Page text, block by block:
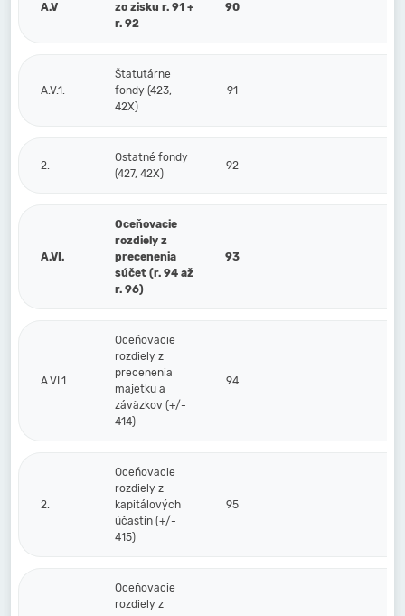
A.V
zo zisku r. 91 +
r. 92
90
A.V.1.
Štatutárne
fondy (423,
42X)
91
2.
Ostatné fondy
(427, 42X)
92
A.VI.
Oceňovacie
rozdiely z
precenenia
súčet (r. 94 až
r. 96)
93
A.VI.1.
Oceňovacie
rozdiely z
precenenia
majetku a
záväzkov (+/-
414)
94
2.
Oceňovacie
rozdiely z
kapitálových
účastín (+/-
415)
95
Oceňovacie
rozdiely z